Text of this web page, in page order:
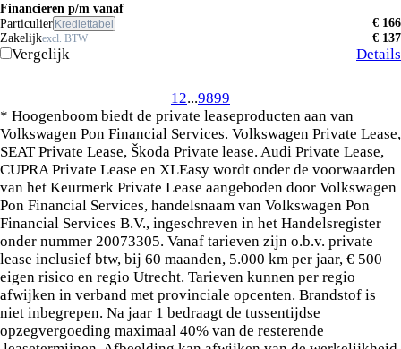
Financieren p/m vanaf
Particulier Krediettabel
€ 166
Zakelijkexcl. BTW € 137
Vergelijk Details
1 2...9899
* Hoogenboom biedt de private leaseproducten aan van
Volkswagen Pon Financial Services. Volkswagen Private Lease,
SEAT Private Lease, Škoda Private lease. Audi Private Lease,
CUPRA Private Lease en XLEasy wordt onder de voorwaarden
van het Keurmerk Private Lease aangeboden door Volkswagen
Pon Financial Services, handelsnaam van Volkswagen Pon
Financial Services B.V., ingeschreven in het Handelsregister
onder nummer 20073305. Vanaf tarieven zijn o.b.v. private
lease inclusief btw, bij 60 maanden, 5.000 km per jaar, € 500
eigen risico en regio Utrecht. Tarieven kunnen per regio
afwijken in verband met provinciale opcenten. Brandstof is
niet inbegrepen. Na jaar 1 bedraagt de tussentijdse
opzegvergoeding maximaal 40% van de resterende